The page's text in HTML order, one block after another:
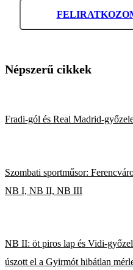
Népszerű cikkek
Fradi-gól és Real Madrid-
Szombati sportműsor:
NB I, NB II, NB III
NB II: öt piros lap és Vidi-
úszott el a Gyirmót hibátlan